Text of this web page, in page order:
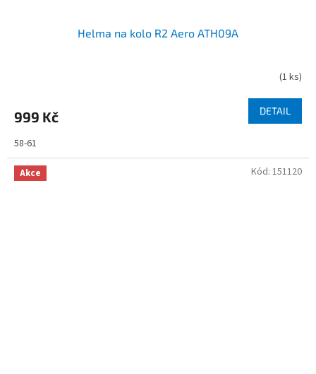
Helma na kolo R2 Aero ATH09A
(1 ks)
999 Kč DETAIL
58-61
Akce Kód: 151120